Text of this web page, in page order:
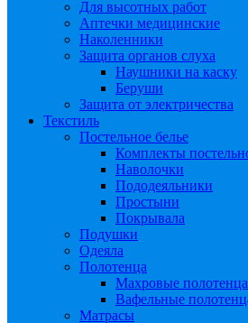
Для высотных работ
Аптечки медицинские
Наколенники
Защита органов слуха
Наушники на каску
Беруши
Защита от электричества
Текстиль
Постельное белье
Комплекты
Наволочки
Пододеяльники
Простыни
Покрывала
Подушки
Одеяла
Полотенца
Махровые полотенца
Вафельные
Матрасы